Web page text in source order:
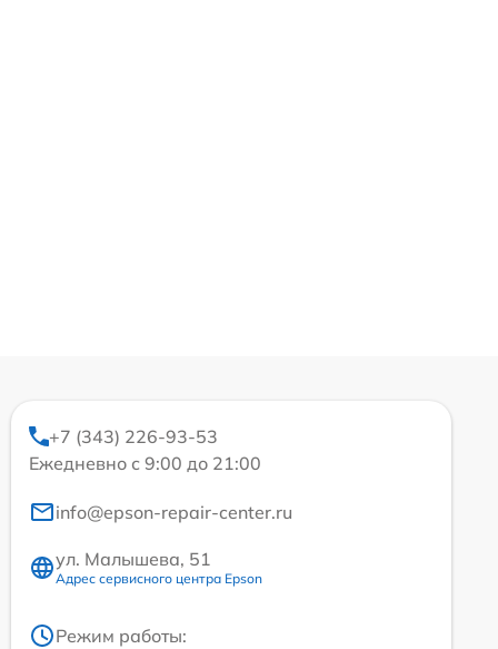
+7 (343) 226-93-53
Ежедневно с 9:00 до 21:00
info@epson-repair-center.ru
ул. Малышева, 51
Адрес сервисного центра Epson
Режим работы: